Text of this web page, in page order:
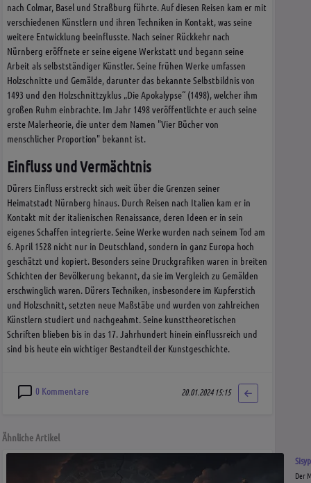
nach Colmar, Basel und Straßburg führte. Auf diesen Reisen kam er mit
verschiedenen Künstlern und ihren Techniken in Kontakt, was seine
weitere Entwicklung beeinflusste. Nach seiner Rückkehr nach
Nürnberg eröffnete er seine eigene Werkstatt und begann seine
Arbeit als selbstständiger Künstler. Seine frühen Werke umfassen
Holzschnitte und Gemälde, darunter das bekannte Selbstbildnis von
1493 und den Holzschnittzyklus „Die Apokalypse“ (1498), welcher ihm
großen Ruhm einbrachte. Im Jahr 1498 veröffentlichte er auch seine
erste Malerheorie, die unter dem Namen "Vier Bücher von
menschlicher Proportion" bekannt ist.
Einfluss und Vermächtnis
Dürers Einfluss erstreckt sich weit über die Grenzen seiner
Heimatstadt Nürnberg hinaus. Durch Reisen nach Italien kam er in
Kontakt mit der italienischen Renaissance, deren Ideen er in sein
eigenes Schaffen integrierte. Seine Werke wurden nach seinem Tod am
6. April 1528 nicht nur in Deutschland, sondern in ganz Europa hoch
geschätzt und kopiert. Besonders seine Druckgrafiken waren in breiten
Schichten der Bevölkerung bekannt, da sie im Vergleich zu Gemälden
erschwinglich waren. Dürers Techniken, insbesondere im Kupferstich
und Holzschnitt, setzten neue Maßstäbe und wurden von zahlreichen
Künstlern studiert und nachgeahmt. Seine kunsttheoretischen
Schriften blieben bis in das 17. Jahrhundert hinein einflussreich und
sind bis heute ein wichtiger Bestandteil der Kunstgeschichte.
0 Kommentare 20.01.2024 15:15
Ähnliche Artikel
Der